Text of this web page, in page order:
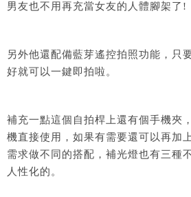
男友也不用再充當女友的人體腳架了!
另外他還配備藍芽遙控拍照功能，只
好就可以一鍵即拍啦。
補充一點這個自拍桿上還有個手機夾
機直接使用，如果有需要還可以再加
需求做不同的搭配，補光燈也有三種
人性化的。